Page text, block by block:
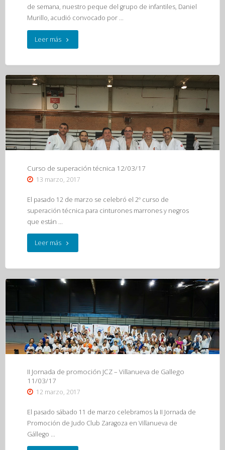
19/03/17"
de semana, nuestro peque del grupo de infantiles, Daniel
Murillo, acudió convocado por …
Leer más"Torneo
de
Saint
Cyprien
(Francia)
18/03/17"
Curso de superación técnica 12/03/17
13 marzo, 2017
El pasado 12 de marzo se celebró el 2º curso de
superación técnica para cinturones marrones y negros
que están …
Leer más"Curso
superación
12/03/17"
II Jornada de promoción JCZ – Villanueva de Gallego
11/03/17
12 marzo, 2017
El pasado sábado 11 de marzo celebramos la II Jornada de
Promoción de Judo Club Zaragoza en Villanueva de
Gállego …